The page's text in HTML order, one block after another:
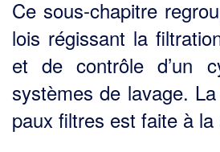
Ce sous-chapitre
lois régissant la
et de contrôle d’un
systèmes de lavage.
paux filtres est faite à la